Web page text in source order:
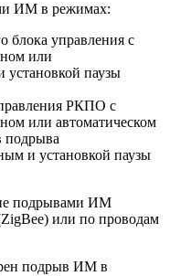
ИМ в режимах:
блока управления с
или
установкой паузы
РКПО с
или автоматическом
подрыва
и установкой паузы
подрывами ИМ
или по проводам
подрыв ИМ в